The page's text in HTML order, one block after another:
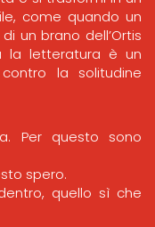
come quando un
un brano dell’Ortis
la letteratura è un
la solitudine
Per questo sono
spero.
quello sì che